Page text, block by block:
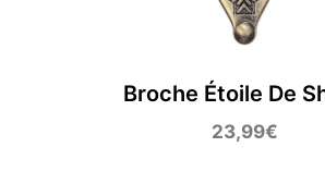
Broche Étoile De
23,99€